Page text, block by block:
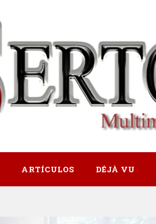
ARTÍCULOS DÉJÀ VU